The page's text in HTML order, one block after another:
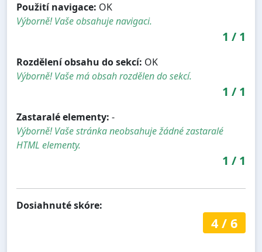
Použití navigace: OK
Výborně! Vaše obsahuje navigaci.
1 / 1
Rozdělení obsahu do sekcí: OK
Výborně! Vaše má obsah rozdělen do sekcí.
1 / 1
Zastaralé elementy: -
Výborně! Vaše stránka neobsahuje žádné zastaralé
HTML elementy.
1 / 1
Dosiahnuté skóre:
4/ 6